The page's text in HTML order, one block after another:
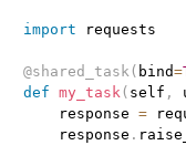
import requests
@shared_task( bind=
def my_task( self ,
    response
=
    response
.